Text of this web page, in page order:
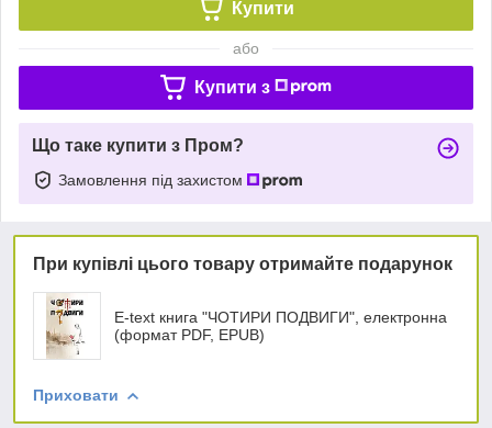
Купити
або
Купити з
Що таке купити з Пром?
Замовлення під захистом
При купівлі цього товару отримайте подарунок
Е-text книга "ЧОТИРИ ПОДВИГИ", електронна
(формат PDF, EPUB)
Приховати